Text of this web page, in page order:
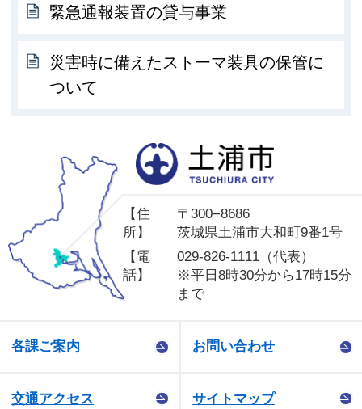
緊急通報装置の貸与事業
災害時に備えたストーマ装具の保管に
ついて
【住
所】
〒300−8686
茨城県土浦市大和町9番1号
【電
話】
029-826-1111（代表）
※平日8時30分から17時15分
まで
各課ご案内 お問い合わせ
交通アクセス サイトマップ